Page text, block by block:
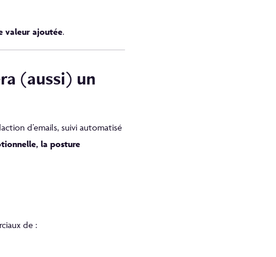
valeur ajoutée.
(aussi) un
d’emails, suivi automatisé
la posture
de :